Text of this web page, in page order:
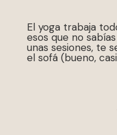
El yoga trabaja
esos que no
unas sesiones, te
el sofá (bueno,